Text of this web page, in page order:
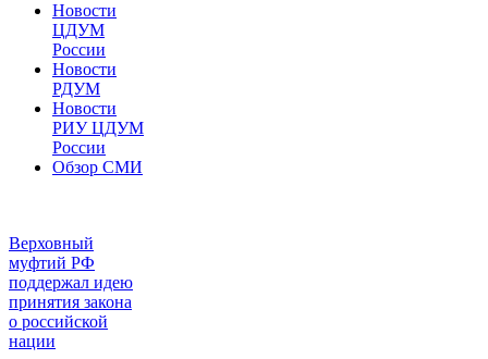
Новости
ЦДУМ
России
Новости
РДУМ
Новости
РИУ ЦДУМ
России
Обзор СМИ
Верховный
муфтий РФ
поддержал идею
принятия закона
о российской
нации